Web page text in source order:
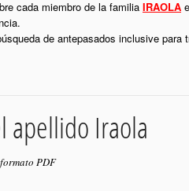
cada miembro de la familia IRAOLA
de antepasados inclusive para
apellido Iraola
PDF